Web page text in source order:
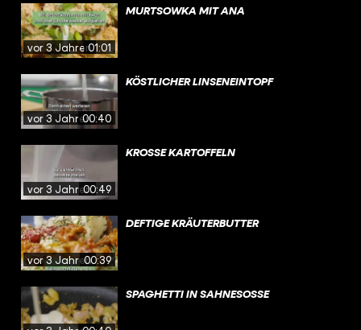
vor 3 Jahren01:01
MURTSOWKA MIT ANA
vor 3 Jahren00:40
KÖSTLICHER LINSENEINTOPF
vor 3 Jahren00:49
KROSSE KARTOFFELN
vor 3 Jahren00:39
DEFTIGE KRÄUTERBUTTER
SPAGHETTI IN SAHNESOSSE